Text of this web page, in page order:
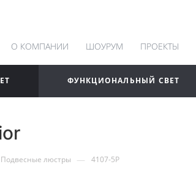
О КОМПАНИИ ШОУРУМ ПРОЕКТЫ
ФУНКЦИОНАЛЬНЫЙ СВЕТ
Подвесные люстры — 4107-5P